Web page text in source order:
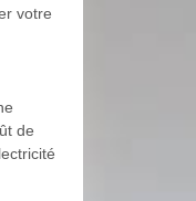
votre
de